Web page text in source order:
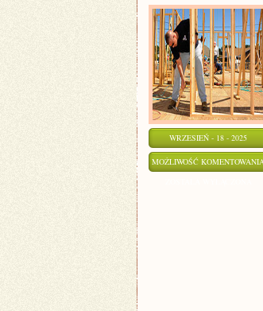
WRZESIEŃ - 18 - 2025
MOŻLIWOŚĆ